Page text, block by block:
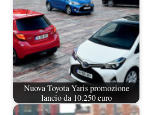
Nuova Toyota Yaris promozione
lancio da 10.250 euro